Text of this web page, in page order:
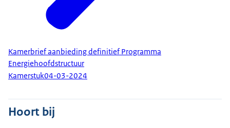
Kamerbrief aanbieding definitief Programma
Energiehoofdstructuur
Kamerstuk04-03-2024
Hoort bij